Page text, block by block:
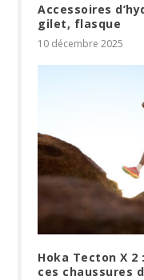
Accessoires
gilet, flasque
10 décembre 2025
Hoka Tecton X
ces chaussures